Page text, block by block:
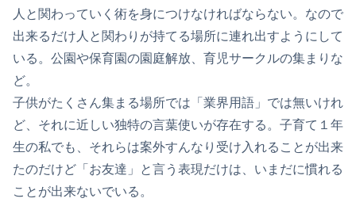
人と関わっていく術を身につけなければならない。なので
出来るだけ人と関わりが持てる場所に連れ出すようにして
いる。公園や保育園の園庭解放、育児サークルの集まりな
ど。
子供がたくさん集まる場所では「業界用語」では無いけれ
ど、それに近しい独特の言葉使いが存在する。子育て１年
生の私でも、それらは案外すんなり受け入れることが出来
たのだけど「お友達」と言う表現だけは、いまだに慣れる
ことが出来ないでいる。